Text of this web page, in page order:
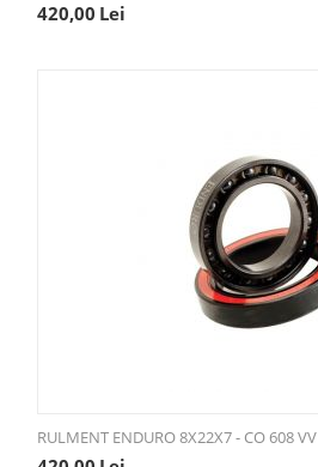
420,00 Lei
RULMENT ENDURO 8X22X7 - CO 608 VV